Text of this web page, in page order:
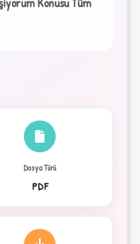
Dosya Türü
PDF